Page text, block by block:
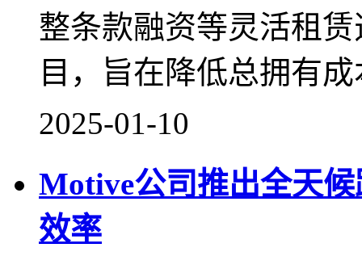
整条款融资等灵活租
目，旨在降低总拥有
2025-01-10
Motive公司推出全天
效率